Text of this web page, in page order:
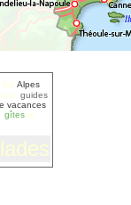
les Alpes
guides
vacances
gîtes et